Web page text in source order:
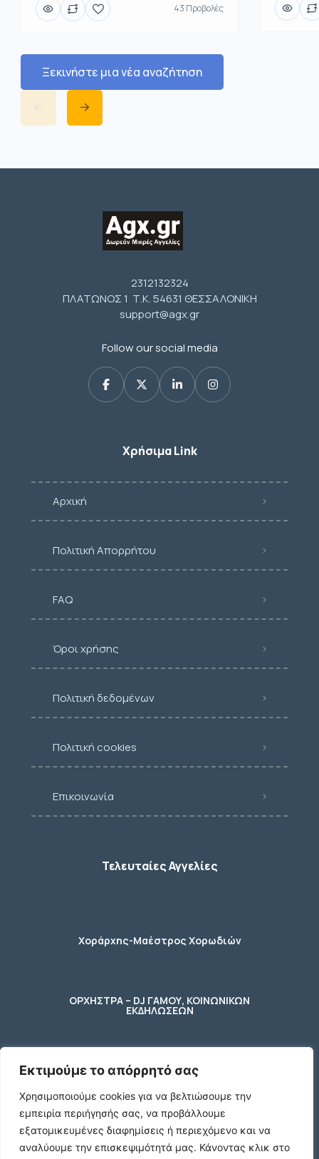
Εκτιμούμε το απόρρητό σας
Χρησιμοποιούμε cookies για να βελτιώσουμε την
εμπειρία περιήγησής σας, να προβάλλουμε
εξατομικευμένες διαφημίσεις ή περιεχόμενο και να
αναλύουμε την επισκεψιμότητά μας. Κάνοντας κλικ στο
43 Προβολές
Ξεκινήστε μια νέα αναζήτηση
2312132324
ΠΛΑΤΩΝΟΣ 1 Τ.Κ. 54631 ΘΕΣΣΑΛΟΝΙΚΗ
support@agx.gr
Follow our social media
Χρήσιμα Link
Αρχική
Πολιτική Απορρήτου
FAQ
Όροι χρήσης
Πολιτική δεδομένων
Πολιτική cookies
Επικοινωνία
Τελευταίες Αγγελίες
Χοράρχης-Μαέστρος Χορωδιών
ΟΡΧΗΣΤΡΑ – DJ ΓΑΜΟΥ, ΚΟΙΝΩΝΙΚΩΝ
ΕΚΔΗΛΩΣΕΩΝ
φύλακας – κηπουρος
2 Ποτήρια μπύρας ενός λίτρου (1 L)
γυάλινα με χερούλι
€10